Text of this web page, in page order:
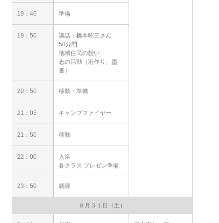
19：40 準備
19：50
講話：橋本昭三さん
50分間
地域住民の想い
志の活動（港作り、墨
書）
20：50 移動・準備
21：05 キャンプファイヤー
21：50 移動
22：00
入浴
各クラス プレゼン準備
23：50 就寝
８月３１日（土）